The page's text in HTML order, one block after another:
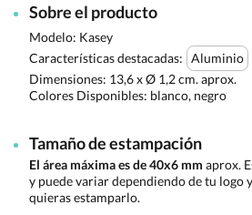
Sobre el producto
Modelo: Kasey
Características destacadas: Aluminio
Dimensiones: 13,6 x Ø 1,2 cm. aprox.
Colores Disponibles: blanco, negro
Tamaño de estampación
El área máxima es de 40x6 mm aprox.
y puede variar dependiendo de tu logo
quieras estamparlo.